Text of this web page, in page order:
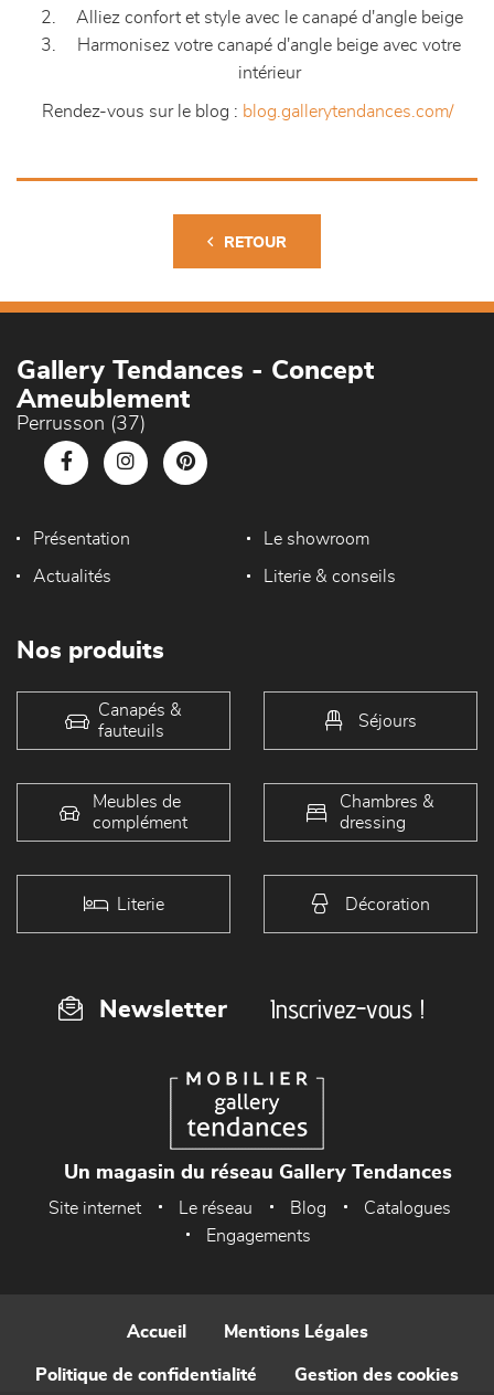
Alliez confort et style avec le canapé d'angle beige
Harmonisez votre canapé d'angle beige avec votre
intérieur
Rendez-vous sur le blog : blog.gallerytendances.com/
RETOUR
Gallery Tendances - Concept
Ameublement
Perrusson (37)
Présentation Le showroom
Actualités Literie & conseils
Nos produits
Canapés &
fauteuils
Séjours
Meubles de
complément
Chambres &
dressing
Literie Décoration
Newsletter Inscrivez-vous !
Un magasin du réseau Gallery Tendances
Site internet Le réseau Blog
Catalogues
Engagements
Accueil Mentions Légales
Politique de confidentialité Gestion des cookies